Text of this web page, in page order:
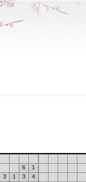
6
1
3 1 3
4